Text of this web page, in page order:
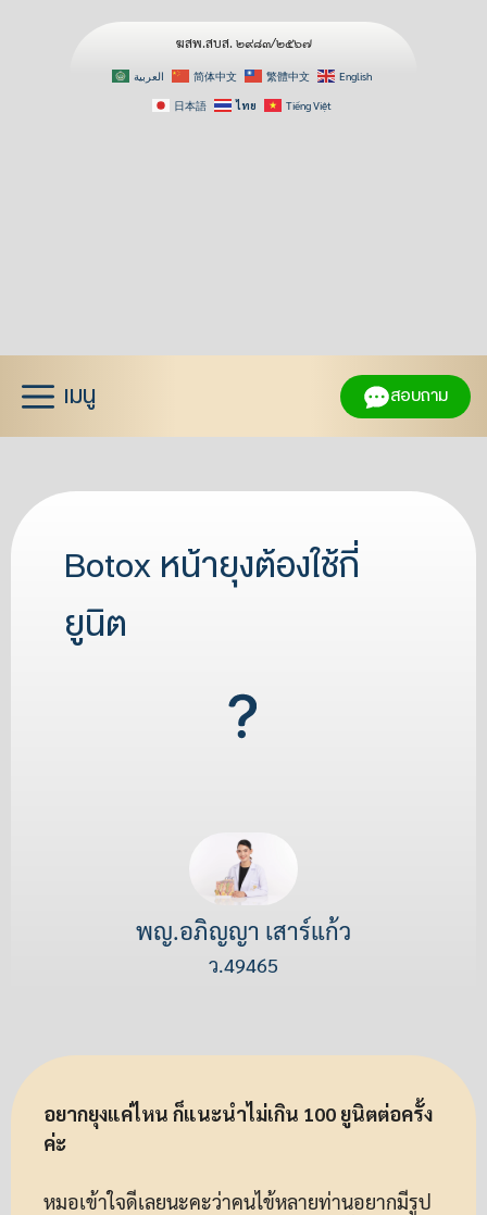
ฆสพ.สบส. ๒๙๘๓/๒๕๖๗
العربية 简体中文 繁體中文 English
日本語 ไทย Tiếng Việt
เมนู สอบถาม
Botox หน้ายุงต้องใช้กี่
ยูนิต
พญ.อภิญญา เสาร์แก้ว
ว.49465
อยากยุงแค่ไหน ก็แนะนำไม่เกิน 100 ยูนิตต่อครั้ง
ค่ะ
หมอเข้าใจดีเลยนะคะว่าคนไข้หลายท่านอยากมีรูป